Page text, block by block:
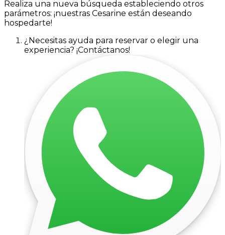
Realiza una nueva búsqueda estableciendo otros
parámetros: ¡nuestras Cesarine están deseando
hospedarte!
¿Necesitas ayuda para reservar o elegir una
experiencia? ¡Contáctanos!